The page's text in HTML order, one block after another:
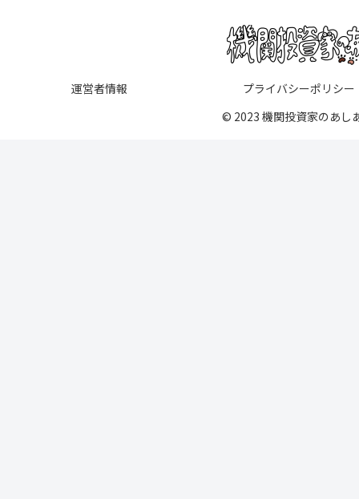
運営者情報
プライバシーポリシー
© 2023 機関投資家のあし